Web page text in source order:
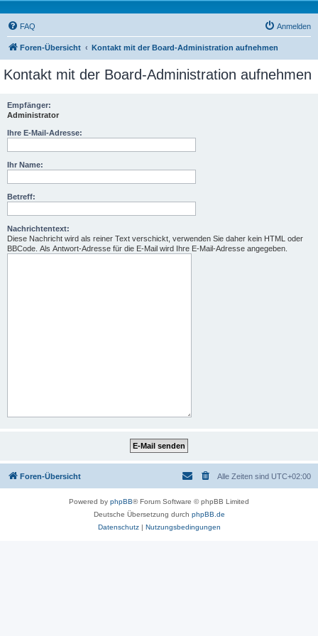
FAQ Anmelden
Foren-Übersicht Kontakt mit der Board-Administration aufnehmen
Kontakt mit der Board-Administration aufnehmen
Empfänger:
Administrator
Ihre E-Mail-Adresse:
Ihr Name:
Betreff:
Nachrichtentext:
Diese Nachricht wird als reiner Text verschickt, verwenden Sie daher kein HTML oder
BBCode. Als Antwort-Adresse für die E-Mail wird Ihre E-Mail-Adresse angegeben.
Foren-Übersicht Alle Zeiten sind UTC+02:00
Powered by phpBB® Forum Software © phpBB Limited
Deutsche Übersetzung durch phpBB.de
Datenschutz| Nutzungsbedingungen